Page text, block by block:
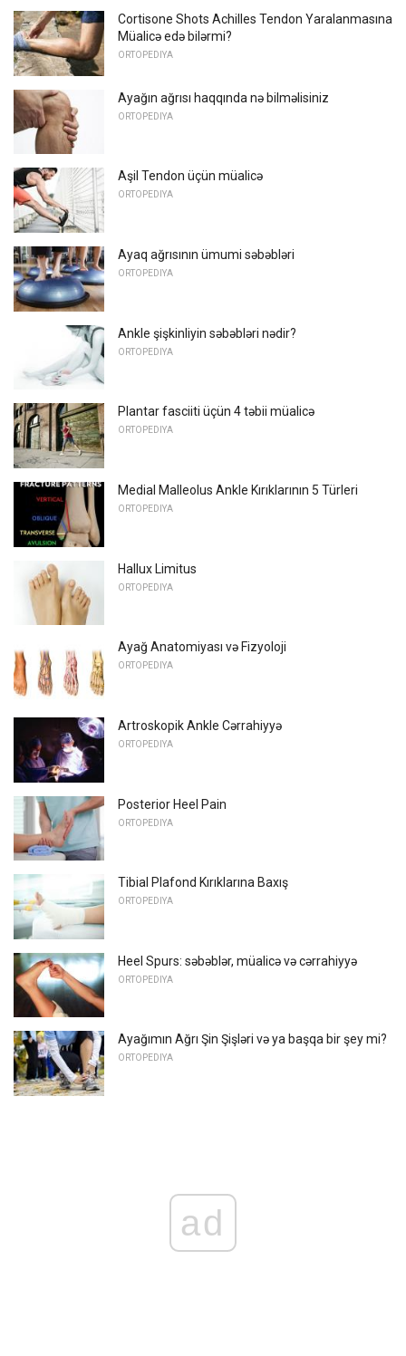
Cortisone Shots Achilles Tendon Yaralanmasına
Müalicə edə bilərmi?
ORTOPEDIYA
Ayağın ağrısı haqqında nə bilməlisiniz
ORTOPEDIYA
Aşil Tendon üçün müalicə
ORTOPEDIYA
Ayaq ağrısının ümumi səbəbləri
ORTOPEDIYA
Ankle şişkinliyin səbəbləri nədir?
ORTOPEDIYA
Plantar fasciiti üçün 4 təbii müalicə
ORTOPEDIYA
Medial Malleolus Ankle Kırıklarının 5 Türleri
ORTOPEDIYA
Hallux Limitus
ORTOPEDIYA
Ayağ Anatomiyası və Fizyoloji
ORTOPEDIYA
Artroskopik Ankle Cərrahiyyə
ORTOPEDIYA
Posterior Heel Pain
ORTOPEDIYA
Tibial Plafond Kırıklarına Baxış
ORTOPEDIYA
Heel Spurs: səbəblər, müalicə və cərrahiyyə
ORTOPEDIYA
Ayağımın Ağrı Şin Şişləri və ya başqa bir şey mi?
ORTOPEDIYA
ad